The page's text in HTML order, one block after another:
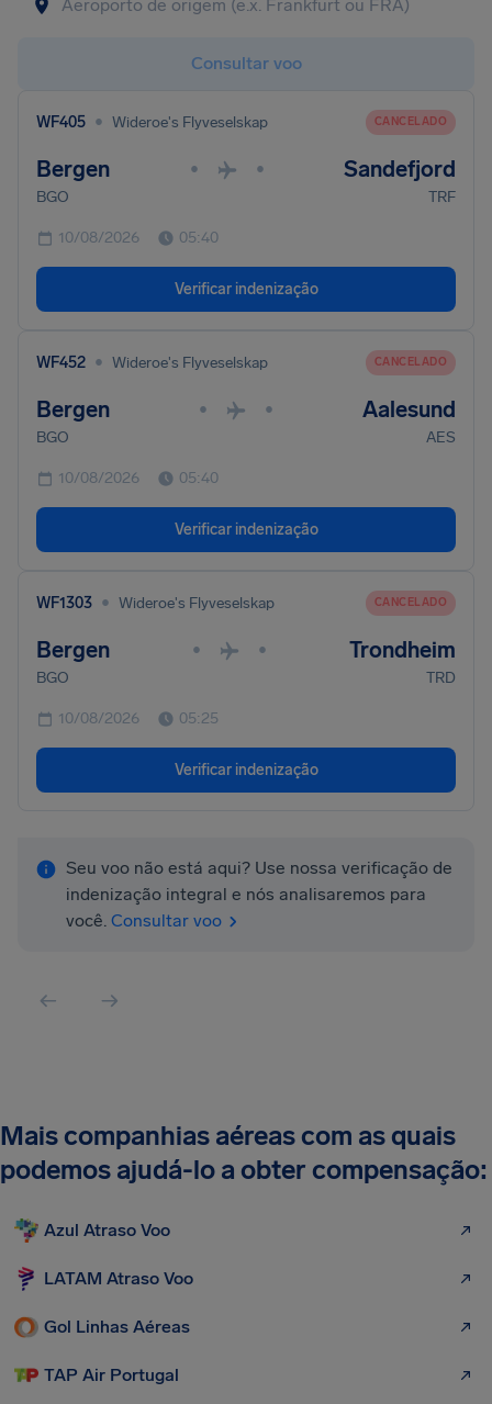
Consultar voo
WF405 • Wideroe's Flyveselskap CANCELADO
Bergen • • Sandefjord
BGO TRF
10/08/2026 05:40
Verificar indenização
WF452 • Wideroe's Flyveselskap CANCELADO
Bergen • • Aalesund
BGO AES
10/08/2026 05:40
Verificar indenização
WF1303 • Wideroe's Flyveselskap CANCELADO
Bergen • • Trondheim
BGO TRD
10/08/2026 05:25
Verificar indenização
Seu voo não está aqui? Use nossa verificação de
indenização integral e nós analisaremos para
você. Consultar voo
Mais companhias aéreas com as quais
podemos ajudá-lo a obter compensação:
Azul Atraso Voo
LATAM Atraso Voo
Gol Linhas Aéreas
TAP Air Portugal